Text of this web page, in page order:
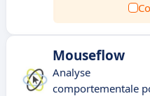
Mouseflow
Analyse
comportementale